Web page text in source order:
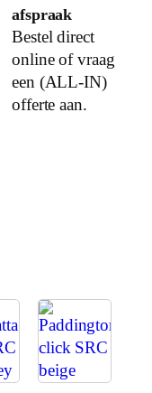
Dessin
Gebruiksklasse
Type click
Garantie
Woongebruik
afspraak
Bestel direct
online of vraag
een (ALL-IN)
offerte aan.